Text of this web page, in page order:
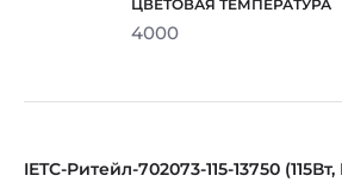
4000
IETC-Ритейл-702073-115-13750